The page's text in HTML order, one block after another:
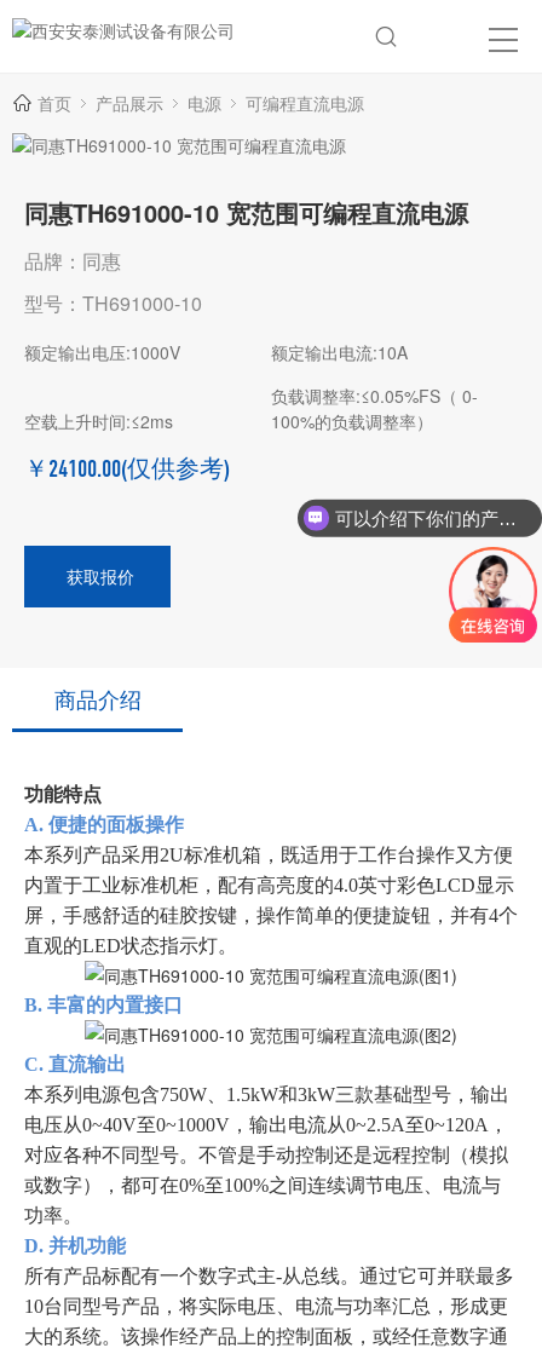
首页 产品展示 电源 可编程直流电源
同惠TH691000-10 宽范围可编程直流电源
品牌：同惠
型号：TH691000-10
额定输出电压:1000V 额定输出电流:10A
空载上升时间:≤2ms
负载调整率:≤0.05%FS（ 0-
100%的负载调整率）
￥24100.00(仅供参考)
获取报价
商品介绍
功能特点
A. 便捷的面板操作
本系列产品采用2U标准机箱，既适用于工作台操作又方便
内置于工业标准机柜，配有高亮度的4.0英寸彩色LCD显示
屏，手感舒适的硅胶按键，操作简单的便捷旋钮，并有4个
直观的LED状态指示灯。
B. 丰富的内置接口
C. 直流输出
本系列电源包含750W、1.5kW和3kW三款基础型号，输出
电压从0~40V至0~1000V，输出电流从0~2.5A至0~120A，
对应各种不同型号。不管是手动控制还是远程控制（模拟
或数字），都可在0%至100%之间连续调节电压、电流与
功率。
D. 并机功能
所有产品标配有一个数字式主-从总线。通过它可并联最多
10台同型号产品，将实际电压、电流与功率汇总，形成更
大的系统。该操作经产品上的控制面板，或经任意数字通
可以介绍下你们的产品么？